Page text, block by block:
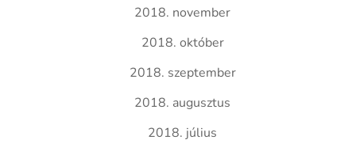
2018. november
2018. október
2018. szeptember
2018. augusztus
2018. július